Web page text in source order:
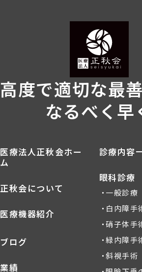
高度で適切な最
なるべく早
医療法人正秋会ホー
ム
正秋会について
医療機器紹介
診療内容
眼科診療
一般診療
白内障手
硝子体手
緑内障手
斜視手術
ブログ
業績